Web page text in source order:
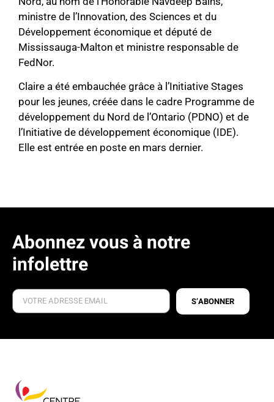
ministre de l’Innovation, des Sciences et du
Développement économique et député de
Mississauga-Malton et ministre responsable de
FedNor.
Claire a été embauchée grâce à l’Initiative Stages
pour les jeunes, créée dans le cadre Programme de
développement du Nord de l’Ontario (PDNO) et de
l’Initiative de développement économique (IDE).
Elle est entrée en poste en mars dernier.
Abonnez vous à notre
infolettre
S’ABONNER